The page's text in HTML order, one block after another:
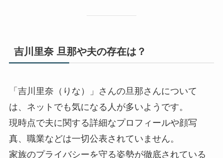
吉川里奈 旦那や夫の存在は？
「吉川里奈（りな）」さんの旦那さんについて
は、ネットでも気になる人が多いようです。
現時点で夫に関する詳細なプロフィールや顔写
真、職業などは一切公表されていません。
家族のプライバシーを守る姿勢が徹底されている